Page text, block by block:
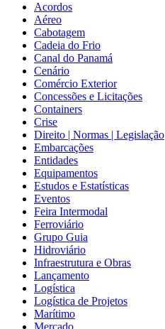
Acordos
Aéreo
Cabotagem
Cadeia do Frio
Canal do Panamá
Cenário
Comércio Exterior
Concessões e Licitações
Containers
Crise
Direito | Normas | Legislação
Embarcações
Entidades
Equipamentos
Estudos e Estatísticas
Eventos
Feira Intermodal
Ferroviário
Grupo Guia
Hidroviário
Infraestrutura e Obras
Lançamento
Logística
Logística de Projetos
Marítimo
Mercado